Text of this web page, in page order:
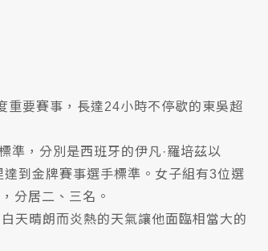
重要賽事，長達24小時不停歇的東吳超
準，分別是西班牙的伊凡·羅培茲以
到金牌賽事選手標準。女子組有3位選
分居二、三名。
天晴朗而炎熱的天氣讓他面臨相當大的